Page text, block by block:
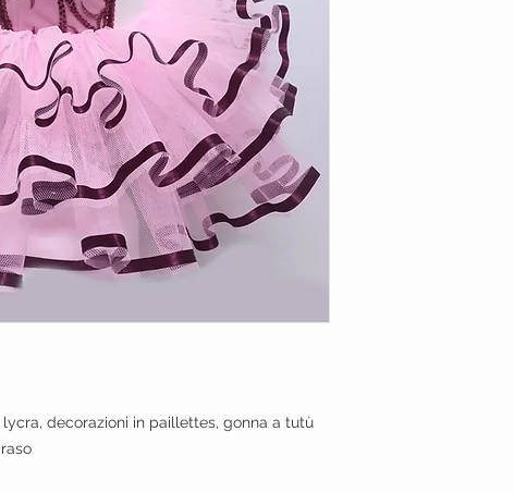
decorazioni in paillettes, gonna a tutù